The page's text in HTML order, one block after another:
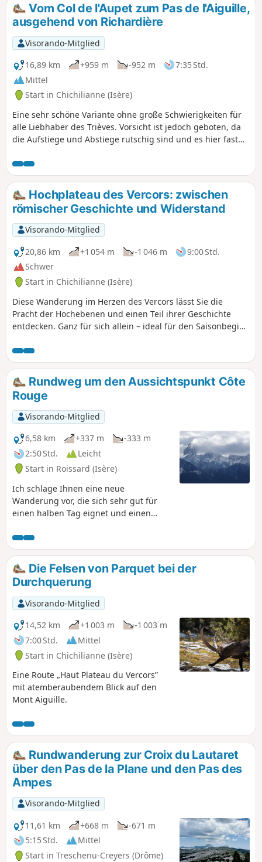
Vom Col de l'Aupet zum Pas de l'Aiguille,
ausgehend von Richardière
Visorando-Mitglied
16,89 km
+959 m -952 m
7:35 Std.
Mittel
Start in Chichilianne (Isère)
Eine sehr schöne Variante ohne große Schwierigkeiten für
alle Liebhaber des Trièves. Vorsicht ist jedoch geboten, da
die Aufstiege und Abstiege rutschig sind und es hier fast
orientieren und diese Tour bei klarem Wetter zu machen.
Hochplateau des Vercors: zwischen
römischer Geschichte und Widerstand
Visorando-Mitglied
20,86 km
+1 054 m -1 046 m
9:00 Std.
Schwer
Start in Chichilianne (Isère)
Diese Wanderung im Herzen des Vercors lässt Sie die
Pracht der Hochebenen und einen Teil ihrer Geschichte
entdecken. Ganz für sich allein – ideal für den Saisonbeginn
noch Schnee liegt. Der Höhenunterschied ist moderat, doch
die Kilometerzahl ist nicht zu unterschätzen: Rechnen Sie
mit 6:30 Stunden bei sehr gutem Tempo, 7:30 Stunden bei
gemächlicherem Tempo. Wie überall auf den Hochebenen
des Vercors sollte diese Wanderung nur bei gutem Wetter
unternommen werden.
Rundweg um den Aussichtspunkt Côte
Rouge
Visorando-Mitglied
6,58 km
+337 m
-333 m
2:50 Std.
Leicht
Start in Roissard (Isère)
Ich schlage Ihnen eine neue
Wanderung vor, die sich sehr gut für
einen halben Tag eignet und einen
Gipfel der Côte Rouge bietet.
Die Felsen von Parquet bei der
Durchquerung
Visorando-Mitglied
14,52 km
+1 003 m
-1 003 m
7:00 Std.
Mittel
Start in Chichilianne (Isère)
Eine Route „Haut Plateau du Vercors”
mit atemberaubendem Blick auf den
Mont Aiguille.
Rundwanderung zur Croix du Lautaret
über den Pas de la Plane und den Pas des
Ampes
Visorando-Mitglied
11,61 km
+668 m
-671 m
5:15 Std.
Mittel
Start in Treschenu-Creyers (Drôme)